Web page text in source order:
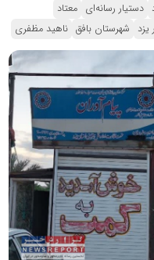
دستیار رسانه‌ای معتاد
شهرستان بافق ناهید مظفری